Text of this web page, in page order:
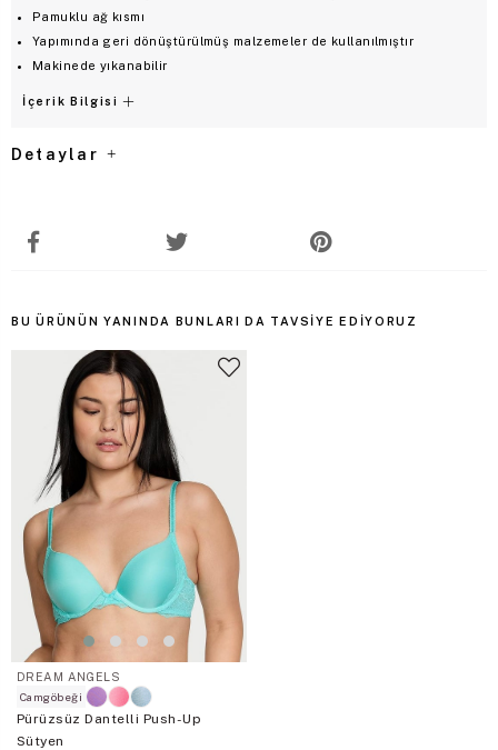
Pamuklu ağ kısmı
Yapımında geri dönüştürülmüş malzemeler de kullanılmıştır
Makinede yıkanabilir
İçerik Bilgisi
Detaylar
BU ÜRÜNÜN YANINDA BUNLARI DA TAVSIYE EDIYORUZ
DREAM ANGELS
Camgöbeği
Pürüzsüz Dantelli Push-Up
Sütyen